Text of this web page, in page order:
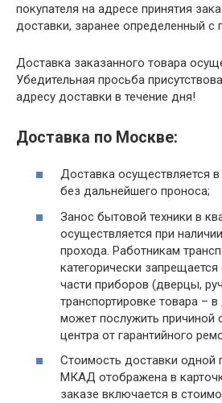
покупателя на адресе принятия
доставки, заранее определенный с
Доставка заказанного товара
Убедительная просьба
адресу доставки в течение дня!
Доставка по Москве:
Доставка осуществляется
без дальнейшего проноса;
Занос бытовой техники в
осуществляется при
прохода. Работникам
категорически
части приборов (дверцы,
транспортировке товара –
может послужить причиной
центра от гарантийного
Стоимость доставки одной
МКАД отображена в
заказе включается в